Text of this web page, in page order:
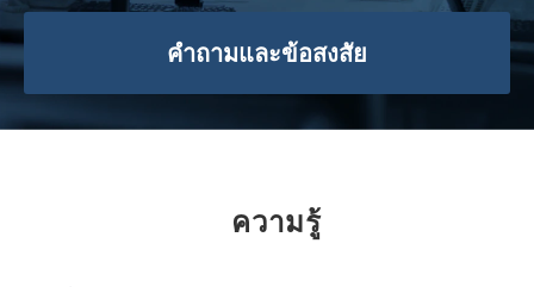
คำถามและข้อสงสัย
ความรู้